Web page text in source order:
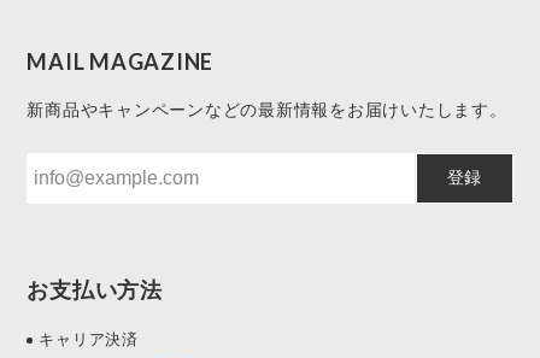
MAIL MAGAZINE
新商品やキャンペーンなどの最新情報をお届けいたします。
登録
お支払い方法
キャリア決済